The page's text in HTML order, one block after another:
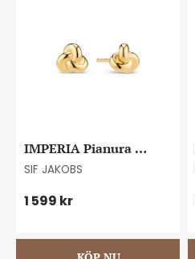
IMPERIA Pianura
piccolo earrings
SIF JAKOBS
1 599 kr